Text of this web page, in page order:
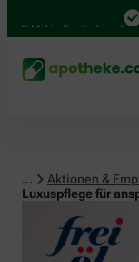
in Deutschland
...
Aktionen &
Luxuspflege für